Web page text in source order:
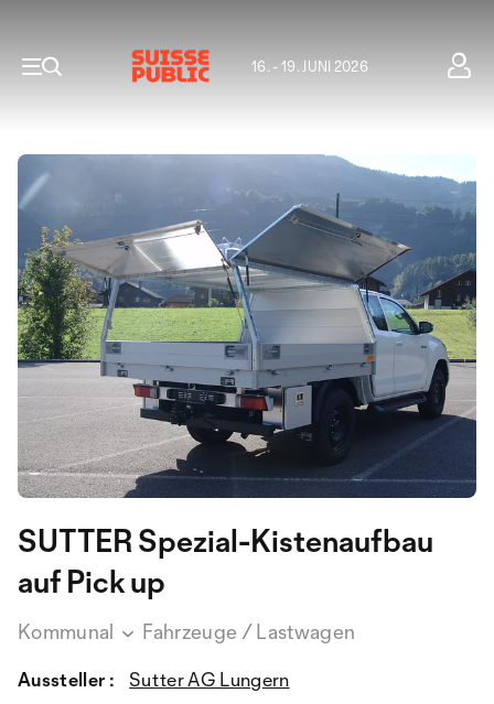
16. - 19. JUNI 2026
SUTTER Spezial-Kistenaufbau
auf Pick up
Kommunal Fahrzeuge / Lastwagen
Aussteller :
Sutter AG Lungern